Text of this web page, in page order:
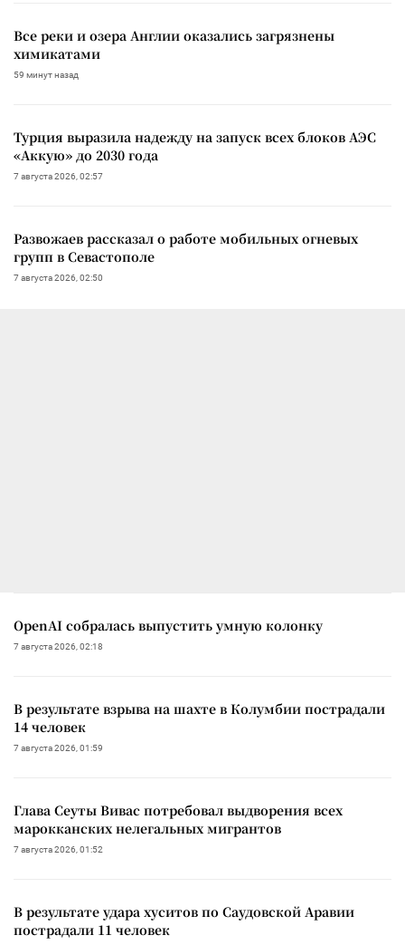
Все реки и озера Англии оказались загрязнены
химикатами
59 минут назад
Турция выразила надежду на запуск всех блоков АЭС
«Аккую» до 2030 года
7 августа 2026, 02:57
Развожаев рассказал о работе мобильных огневых
групп в Севастополе
7 августа 2026, 02:50
OpenAI собралась выпустить умную колонку
7 августа 2026, 02:18
В результате взрыва на шахте в Колумбии пострадали
14 человек
7 августа 2026, 01:59
Глава Сеуты Вивас потребовал выдворения всех
марокканских нелегальных мигрантов
7 августа 2026, 01:52
В результате удара хуситов по Саудовской Аравии
пострадали 11 человек